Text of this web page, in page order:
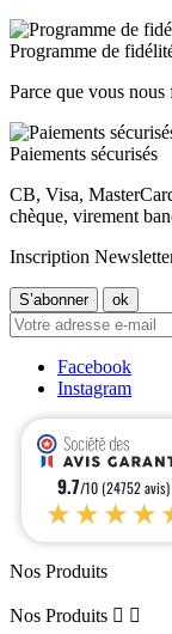
Programme de
Parce que vous
Paiements sécurisés
CB, Visa,
chèque, virement
Inscription
Facebook
Instagram
9.7/10 (24752 avis)
Nos Produits
Nos Produits  